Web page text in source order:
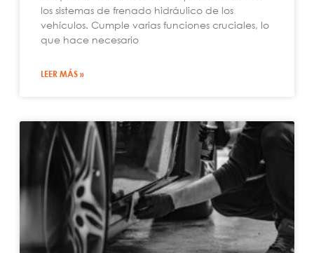
los sistemas de frenado hidráulico de los
vehículos. Cumple varias funciones cruciales, lo
que hace necesario
LEER MÁS »